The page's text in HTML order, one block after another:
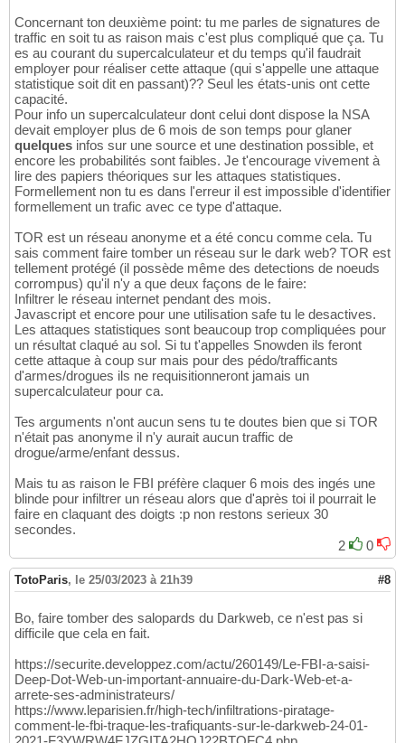
Concernant ton deuxième point: tu me parles de signatures de
traffic en soit tu as raison mais c'est plus compliqué que ça. Tu
es au courant du supercalculateur et du temps qu'il faudrait
employer pour réaliser cette attaque (qui s'appelle une attaque
statistique soit dit en passant)?? Seul les états-unis ont cette
capacité.
Pour info un supercalculateur dont celui dont dispose la NSA
devait employer plus de 6 mois de son temps pour glaner
quelques infos sur une source et une destination possible, et
encore les probabilités sont faibles. Je t'encourage vivement à
lire des papiers théoriques sur les attaques statistiques.
Formellement non tu es dans l'erreur il est impossible d'identifier
formellement un trafic avec ce type d'attaque.
TOR est un réseau anonyme et a été concu comme cela. Tu
sais comment faire tomber un réseau sur le dark web? TOR est
tellement protégé (il possède même des detections de noeuds
corrompus) qu'il n'y a que deux façons de le faire:
Infiltrer le réseau internet pendant des mois.
Javascript et encore pour une utilisation safe tu le desactives.
Les attaques statistiques sont beaucoup trop compliquées pour
un résultat claqué au sol. Si tu t'appelles Snowden ils feront
cette attaque à coup sur mais pour des pédo/trafficants
d'armes/drogues ils ne requisitionneront jamais un
supercalculateur pour ca.
Tes arguments n'ont aucun sens tu te doutes bien que si TOR
n'était pas anonyme il n'y aurait aucun traffic de
drogue/arme/enfant dessus.
Mais tu as raison le FBI préfère claquer 6 mois des ingés une
blinde pour infiltrer un réseau alors que d'après toi il pourrait le
faire en claquant des doigts :p non restons serieux 30
secondes.
2
0
TotoParis, le 25/03/2023 à 21h39 #8
Bo, faire tomber des salopards du Darkweb, ce n'est pas si
difficile que cela en fait.
https://securite.developpez.com/actu/260149/Le-FBI-a-saisi-
Deep-Dot-Web-un-important-annuaire-du-Dark-Web-et-a-
arrete-ses-administrateurs/
https://www.leparisien.fr/high-tech/infiltrations-piratage-
comment-le-fbi-traque-les-trafiquants-sur-le-darkweb-24-01-